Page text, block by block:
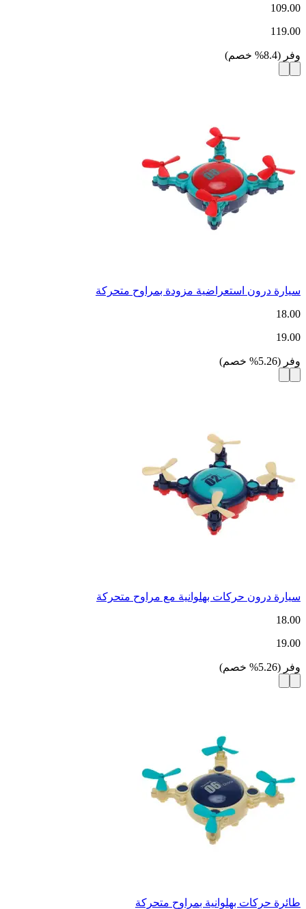
109.00
119.00
وفر (
8.4
% خصم)
سيارة درون استعراضية مزودة بمراوح متحركة
18.00
19.00
وفر (
5.26
% خصم)
سيارة درون حركات بهلوانية مع مراوح متحركة
18.00
19.00
وفر (
5.26
% خصم)
طائرة حركات بهلوانية بمراوح متحركة